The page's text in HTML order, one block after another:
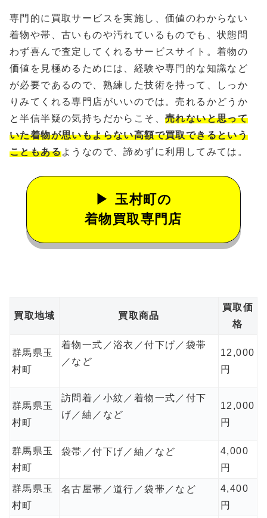
専門的に買取サービスを実施し、価値のわからない
着物や帯、古いものや汚れているものでも、状態問
わず喜んで査定してくれるサービスサイト。着物の
価値を見極めるためには、経験や専門的な知識など
が必要であるので、熟練した技術を持って、しっか
りみてくれる専門店がいいのでは。売れるかどうか
と半信半疑の気持ちだからこそ、 売れないと思って
いた着物が思いもよらない高額で買取できるという
こともあるようなので、諦めずに利用してみては。
玉村町の
着物買取専門店
買取地域 買取商品
買取価
格
群馬県玉
村町
着物一式／浴衣／付下げ／袋帯
／など
12,000
円
群馬県玉
村町
訪問着／小紋／着物一式／付下
げ／紬／など
12,000
円
群馬県玉
村町
袋帯／付下げ／紬／など
4,000
円
群馬県玉
村町
名古屋帯／道行／袋帯／など
4,400
円